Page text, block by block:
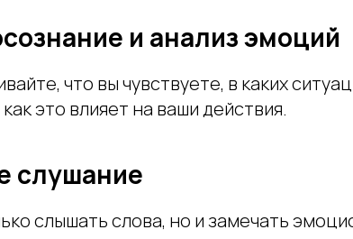
и анализ эмоций
что вы чувствуете, в каких
это влияет на ваши действия.
слушание
слышать слова, но и замечать